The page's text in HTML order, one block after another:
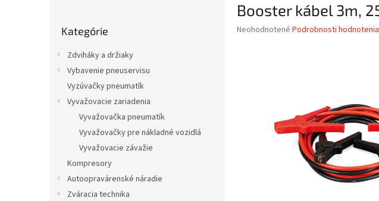
kategórie
Kategórie
Zdviháky a držiaky
Vybavenie pneuservisu
Vyzúvačky pneumatík
Vyvažovacie zariadenia
Vyvažovačka pneumatík
Vyvažovačky pre nákladné vozidlá
Vyvažovacie závažie
Kompresory
Autoopravárenské náradie
Zváracia technika
Booster kábel 3m,
Priemerné
Neohodnotené Podrobnosti hodnotenia